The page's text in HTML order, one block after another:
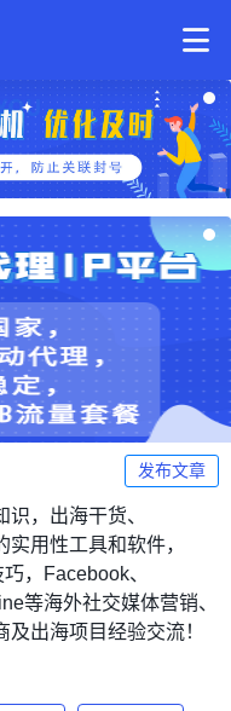
发布文章
，出海干货、
用性工具和软件，
，Facebook、
等海外社交媒体营销、
出海项目经验交流！